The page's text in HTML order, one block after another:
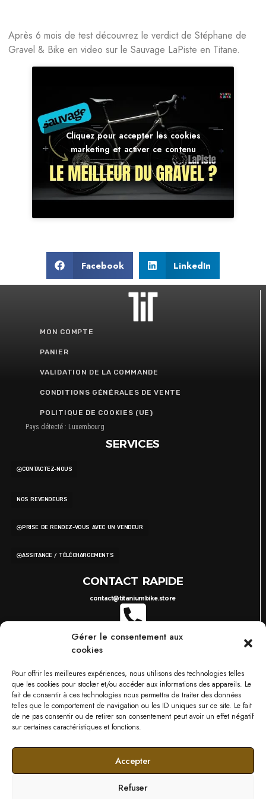
Gérer le consentement aux
cookies
Pour offrir les meilleures expériences, nous utilisons des technologies telles
que les cookies pour stocker et/ou accéder aux informations des appareils. Le
fait de consentir à ces technologies nous permettra de traiter des données
telles que le comportement de navigation ou les ID uniques sur ce site. Le fait
de ne pas consentir ou de retirer son consentement peut avoir un effet négatif
sur certaines caractéristiques et fonctions.
Accepter
Refuser
Après 6 mois de test découvrez le verdict de Stéphane de
Gravel & Bike en video sur le Sauvage LaPiste en Titane.
Cliquez pour accepter les cookies
marketing et activer ce contenu
Facebook LinkedIn
MON COMPTE
PANIER
VALIDATION DE LA COMMANDE
CONDITIONS GÉNÉRALES DE VENTE
POLITIQUE DE COOKIES (UE)
Pays détecté : Luxembourg
SERVICES
CONTACTEZ-NOUS
NOS REVENDEURS
PRISE DE RENDEZ-VOUS AVEC UN VENDEUR
ASSITANCE / TÉLÉCHARGEMENTS
CONTACT RAPIDE
contact@titaniumbike.store
0035 26 61 40 36 17
749 RUE DU BOIS D'ORLY, 57685 AUGNY
NOS MARQUES